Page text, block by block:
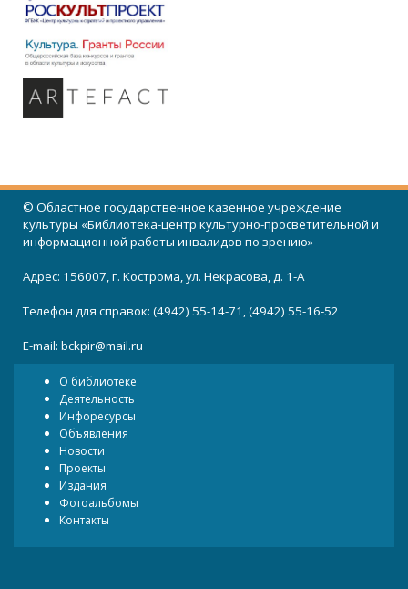
© Областное государственное казенное учреждение
культуры «Библиотека-центр культурно-просветительной и
информационной работы инвалидов по зрению»
Адрес: 156007, г. Кострома, ул. Некрасова, д. 1-А
Телефон для справок: (4942) 55-14-71, (4942) 55-16-52
E-mail: bckpir@mail.ru
О библиотеке
Деятельность
Инфоресурсы
Объявления
Новости
Проекты
Издания
Фотоальбомы
Контакты